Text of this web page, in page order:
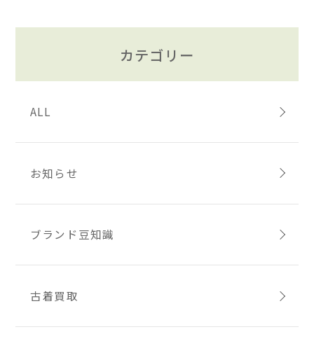
カテゴリー
ALL
お知らせ
ブランド豆知識
古着買取